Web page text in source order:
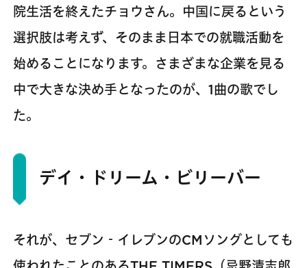
院生活を終えたチョウさん。中国に戻るという
選択肢は考えず、そのまま日本での就職活動を
始めることになります。さまざまな企業を見る
中で大きな決め手となったのが、1曲の歌でし
た。
デイ・ドリーム・ビリーバー
それが、セブン‐イレブンのCMソングとしても